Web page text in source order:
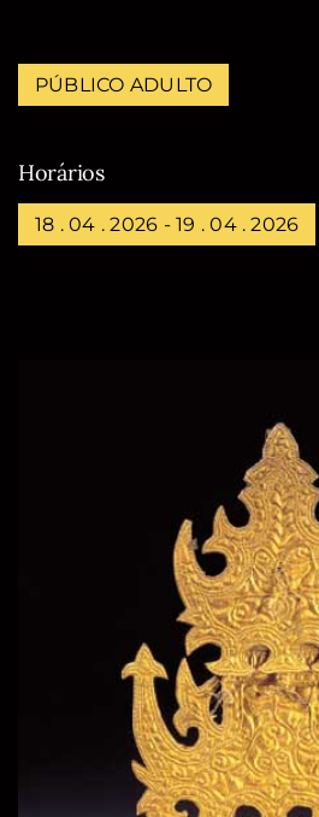
PÚBLICO ADULTO
Horários
18 . 04 . 2026 - 19 . 04 . 2026